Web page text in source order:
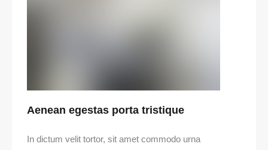
Aenean egestas porta tristique
In dictum velit tortor, sit amet commodo urna